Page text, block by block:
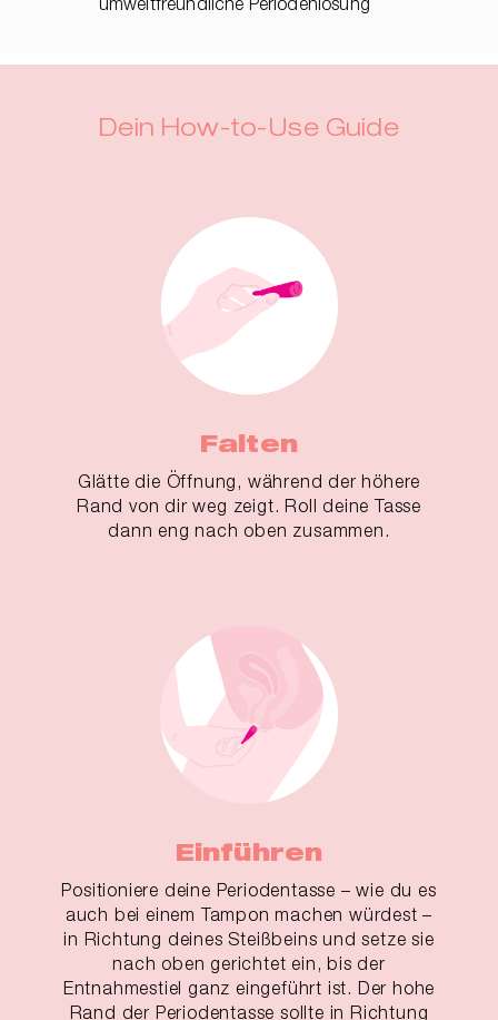
Dein How-to-Use Guide
Falten
Glätte die Öffnung, während der höhere
Rand von dir weg zeigt. Roll deine Tasse
dann eng nach oben zusammen.
Einführen
Positioniere deine Periodentasse – wie du es
auch bei einem Tampon machen würdest –
in Richtung deines Steißbeins und setze sie
nach oben gerichtet ein, bis der
Entnahmestiel ganz eingeführt ist. Der hohe
Rand der Periodentasse sollte in Richtung